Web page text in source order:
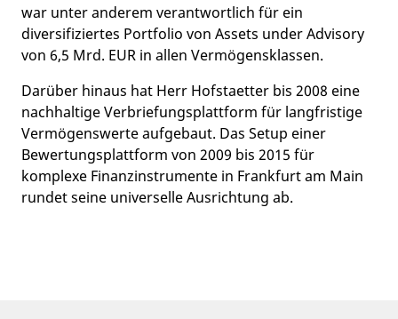
war unter anderem verantwortlich für ein
diversifiziertes Portfolio von Assets under Advisory
von 6,5 Mrd. EUR in allen Vermögensklassen.
Darüber hinaus hat Herr Hofstaetter bis 2008 eine
nachhaltige Verbriefungsplattform für langfristige
Vermögenswerte aufgebaut. Das Setup einer
Bewertungsplattform von 2009 bis 2015 für
komplexe Finanzinstrumente in Frankfurt am Main
rundet seine universelle Ausrichtung ab.